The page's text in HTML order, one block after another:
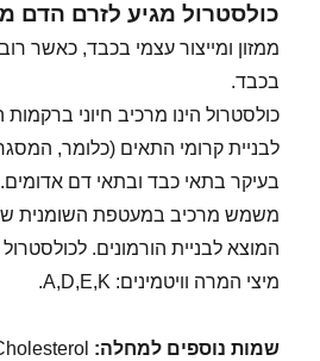
כולסטרול מגיע לזרם הדם
ממזון ומייצור עצמי בכבד, כאשר
בכבד.
כולסטרול הינו מרכיב חיוני
לבניית קרומי התאים (כלומר,
בעיקר בתאי כבד ובתאי דם אדומים.
משמש מרכיב במעטפת השומנית
המוצא לבניית הורמונים.
מיצי המרה וויטמינים: A,D,E,K.
שמות נוספים למחלה: